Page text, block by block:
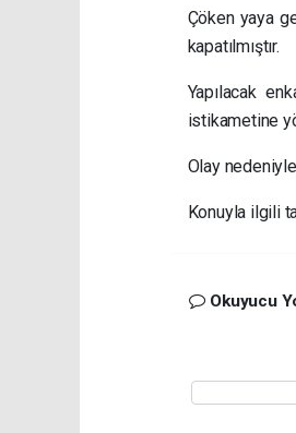
Çöken yaya
kapatılmıştır.
Yapılacak
istikametine
Olay
Konuyla ilgili
Okuyucu